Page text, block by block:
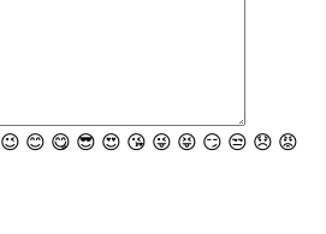
😉 😊 😋 😎 😍 😘 😜 😝 😏 😒 😞 😡